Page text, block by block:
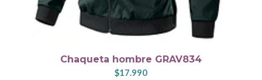
Chaqueta hombre GRAV834
$17.990